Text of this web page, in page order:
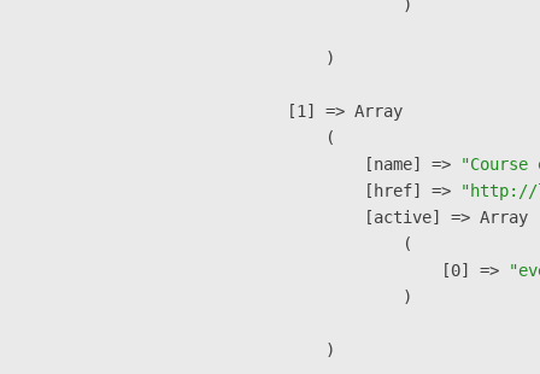
                )
        )
    [1] => Array
        (
            [name] =>
            [href] =>
"http://
            [active] => Array
                (
                    [0] =>
                )
        )